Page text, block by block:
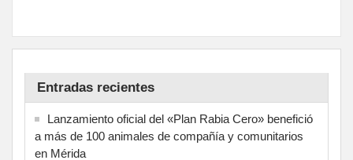
Entradas recientes
Lanzamiento oficial del «Plan Rabia Cero» benefició
a más de 100 animales de compañía y comunitarios
en Mérida